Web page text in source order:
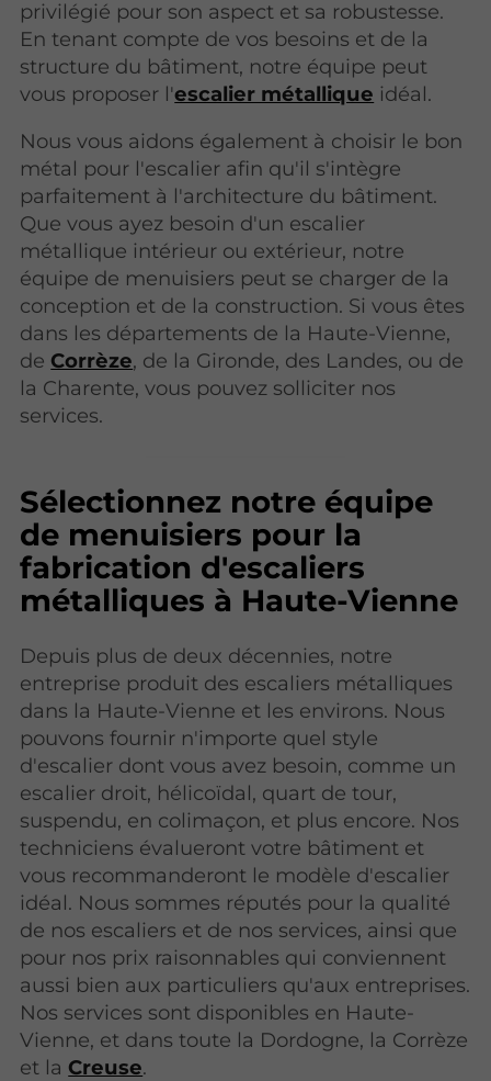
privilégié pour son aspect et sa robustesse.
En tenant compte de vos besoins et de la
structure du bâtiment, notre équipe peut
vous proposer l'escalier métallique idéal.
Nous vous aidons également à choisir le bon
métal pour l'escalier afin qu'il s'intègre
parfaitement à l'architecture du bâtiment.
Que vous ayez besoin d'un escalier
métallique intérieur ou extérieur, notre
équipe de menuisiers peut se charger de la
conception et de la construction. Si vous êtes
dans les départements de la Haute-Vienne,
de Corrèze, de la Gironde, des Landes, ou de
la Charente, vous pouvez solliciter nos
services.
Sélectionnez notre équipe
de menuisiers pour la
fabrication d'escaliers
métalliques à Haute-Vienne
Depuis plus de deux décennies, notre
entreprise produit des escaliers métalliques
dans la Haute-Vienne et les environs. Nous
pouvons fournir n'importe quel style
d'escalier dont vous avez besoin, comme un
escalier droit, hélicoïdal, quart de tour,
suspendu, en colimaçon, et plus encore. Nos
techniciens évalueront votre bâtiment et
vous recommanderont le modèle d'escalier
idéal. Nous sommes réputés pour la qualité
de nos escaliers et de nos services, ainsi que
pour nos prix raisonnables qui conviennent
aussi bien aux particuliers qu'aux entreprises.
Nos services sont disponibles en Haute-
Vienne, et dans toute la Dordogne, la Corrèze
et la Creuse.